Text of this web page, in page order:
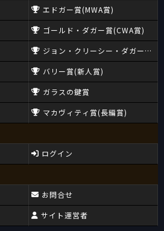
エドガー賞(MWA賞)
ゴールド・ダガー賞(CWA賞)
ジョン・クリーシー・ダガー賞
バリー賞(新人賞)
ガラスの鍵賞
マカヴィティ賞(長編賞)
ログイン
お問合せ
サイト運営者